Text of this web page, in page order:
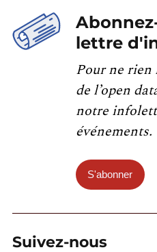
lettre
Pour ne rien
de l’open
notre
événements.
S'abonner
Suivez-nous